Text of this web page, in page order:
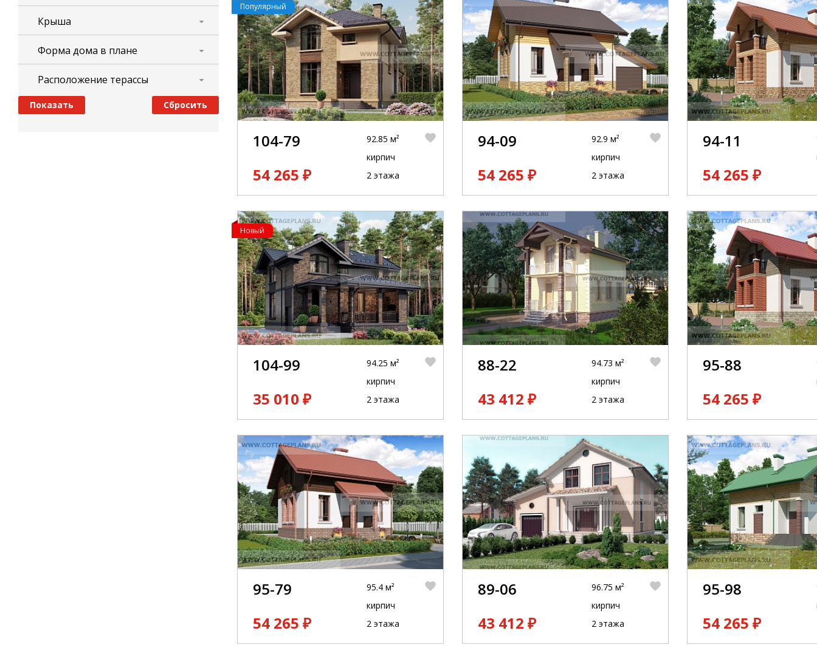
Крыша
Форма дома в плане
Расположение терассы
Популярный
104-79
54 265 ₽
92.85 м²
кирпич
2 этажа
94-09
54 265 ₽
92.9 м²
кирпич
2 этажа
94-11
54 265 ₽
Новый
104-99
35 010 ₽
94.25 м²
кирпич
2 этажа
88-22
43 412 ₽
94.73 м²
кирпич
2 этажа
95-88
54 265 ₽
95-79
54 265 ₽
95.4 м²
кирпич
2 этажа
89-06
43 412 ₽
96.75 м²
кирпич
2 этажа
95-98
54 265 ₽